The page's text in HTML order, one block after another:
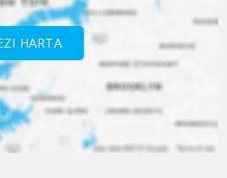
HARTA